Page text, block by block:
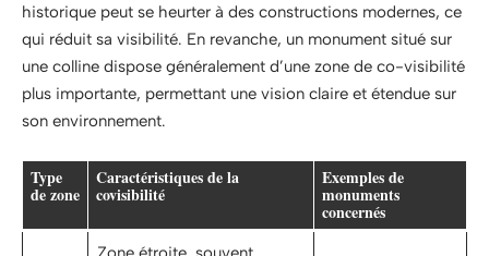
historique peut se heurter à des constructions modernes, ce
qui réduit sa visibilité. En revanche, un monument situé sur
une colline dispose généralement d’une zone de co-visibilité
plus importante, permettant une vision claire et étendue sur
son environnement.
Type
de zone
Caractéristiques de la
covisibilité
Exemples de
monuments
concernés